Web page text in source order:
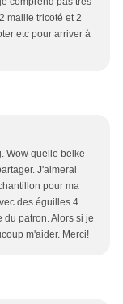
maille tricoté et 2
etc pour arriver à
Wow quelle belke
J'aimerai
pour ma
des éguilles 4 .
du patron. Alors si je
m'aider. Merci!